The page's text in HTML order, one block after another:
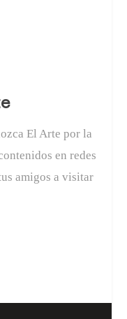
El Arte por la
en redes
amigos a visitar